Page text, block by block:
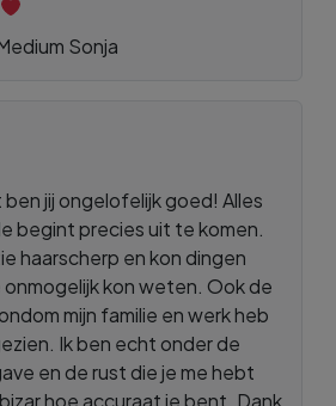
Sonja
jij ongelofelijk goed! Alles
begint precies uit te komen.
haarscherp en kon dingen
kon weten. Ook de
mijn familie en werk heb
Ik ben echt onder de
en de rust die je me hebt
hoe accuraat je bent. Dank